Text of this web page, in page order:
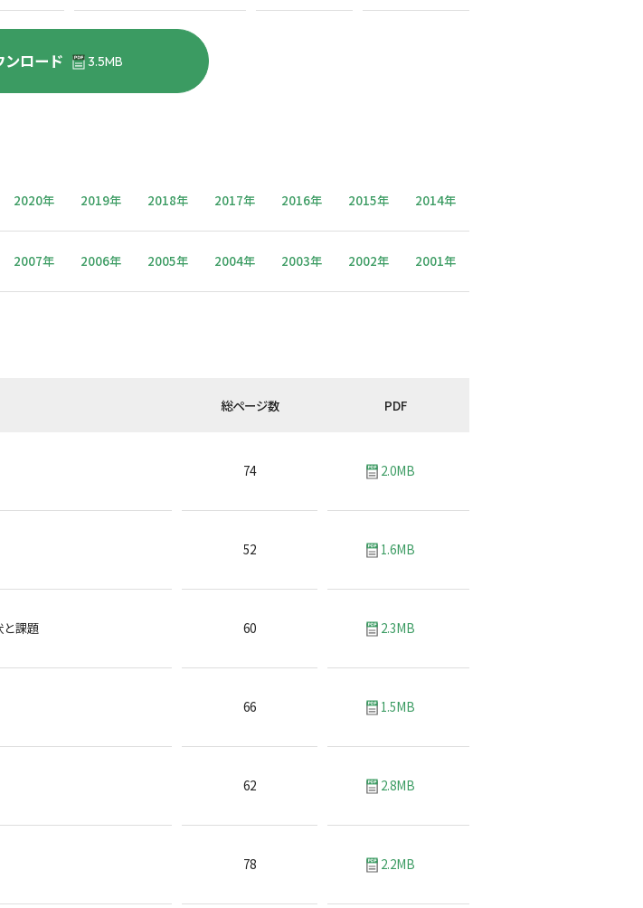
ンロード 3.5MB
2020年 2019年 2018年 2017年 2016年 2015年 2014年
2007年 2006年 2005年 2004年 2003年 2002年 2001年
総ページ数 PDF
74 2.0MB
52 1.6MB
課題 60 2.3MB
66 1.5MB
62 2.8MB
78 2.2MB